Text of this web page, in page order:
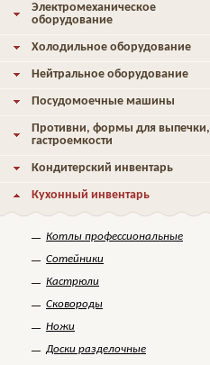
Электромеханическое
оборудование
Холодильное оборудование
Нейтральное оборудование
Посудомоечные машины
Противни, формы для выпечки,
гастроемкости
Кондитерский инвентарь
Кухонный инвентарь
Котлы профессиональные
Сотейники
Кастрюли
Сковороды
Ножи
Доски разделочные